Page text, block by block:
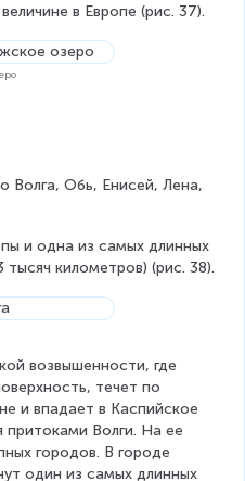
в Европе (рис. 37).
Волга, Обь, Енисей, Лена,
и одна из самых длинных
километров) (рис. 38).
возвышенности, где
течет по
и впадает в Каспийское
Волги. На ее
городов. В городе
один из самых длинных